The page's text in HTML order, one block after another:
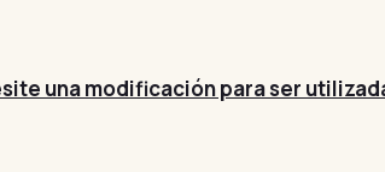
una modificación para ser